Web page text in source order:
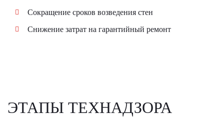
Сокращение сроков возведения стен
Снижение затрат на гарантийный ремонт
ЭТАПЫ ТЕХНАДЗОРА